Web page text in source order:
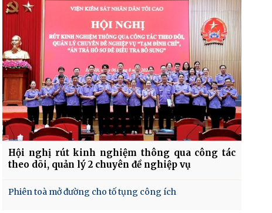
Hội nghị rút kinh nghiệm thông qua công tác
theo dõi, quản lý 2 chuyên đề nghiệp vụ
Phiên toà mở đường cho tố tụng công ích